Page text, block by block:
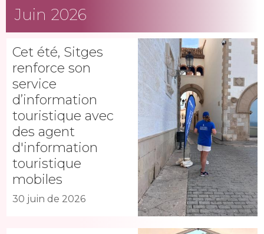
Juin 2026
Cet été, Sitges
renforce son
service
d’information
touristique avec
des agent
d'information
touristique
mobiles
30 juin de 2026